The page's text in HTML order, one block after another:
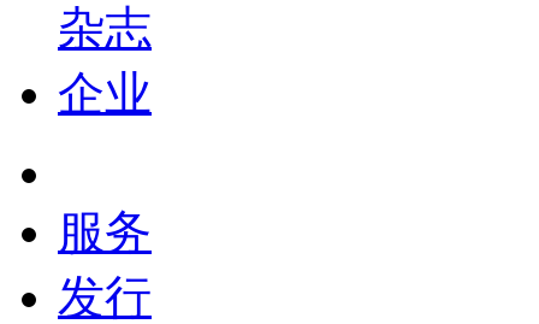
杂志
企业
服务
发行